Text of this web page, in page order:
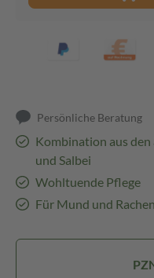
Persönliche Beratung
Kombination aus
und Salbei
Wohltuende Pflege
Für Mund und